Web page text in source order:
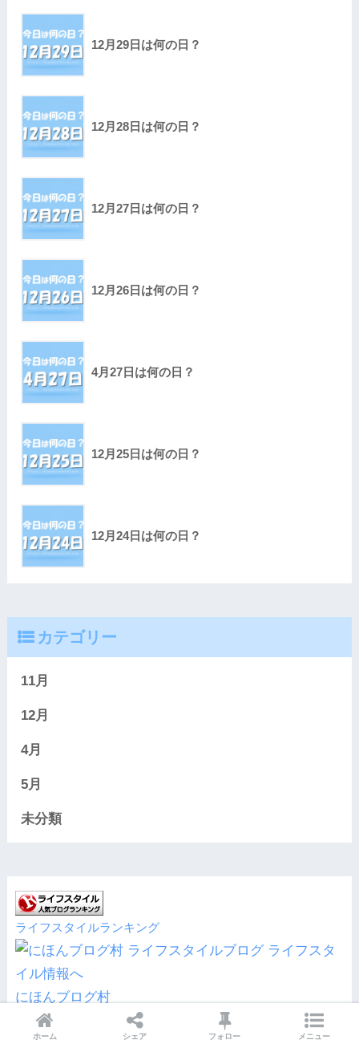
12月29日は何の日？
12月28日は何の日？
12月27日は何の日？
12月26日は何の日？
4月27日は何の日？
12月25日は何の日？
12月24日は何の日？
カテゴリー
11月
12月
4月
5月
未分類
ライフスタイルランキング
にほんブログ村
ホーム シェア フォロー メニュー